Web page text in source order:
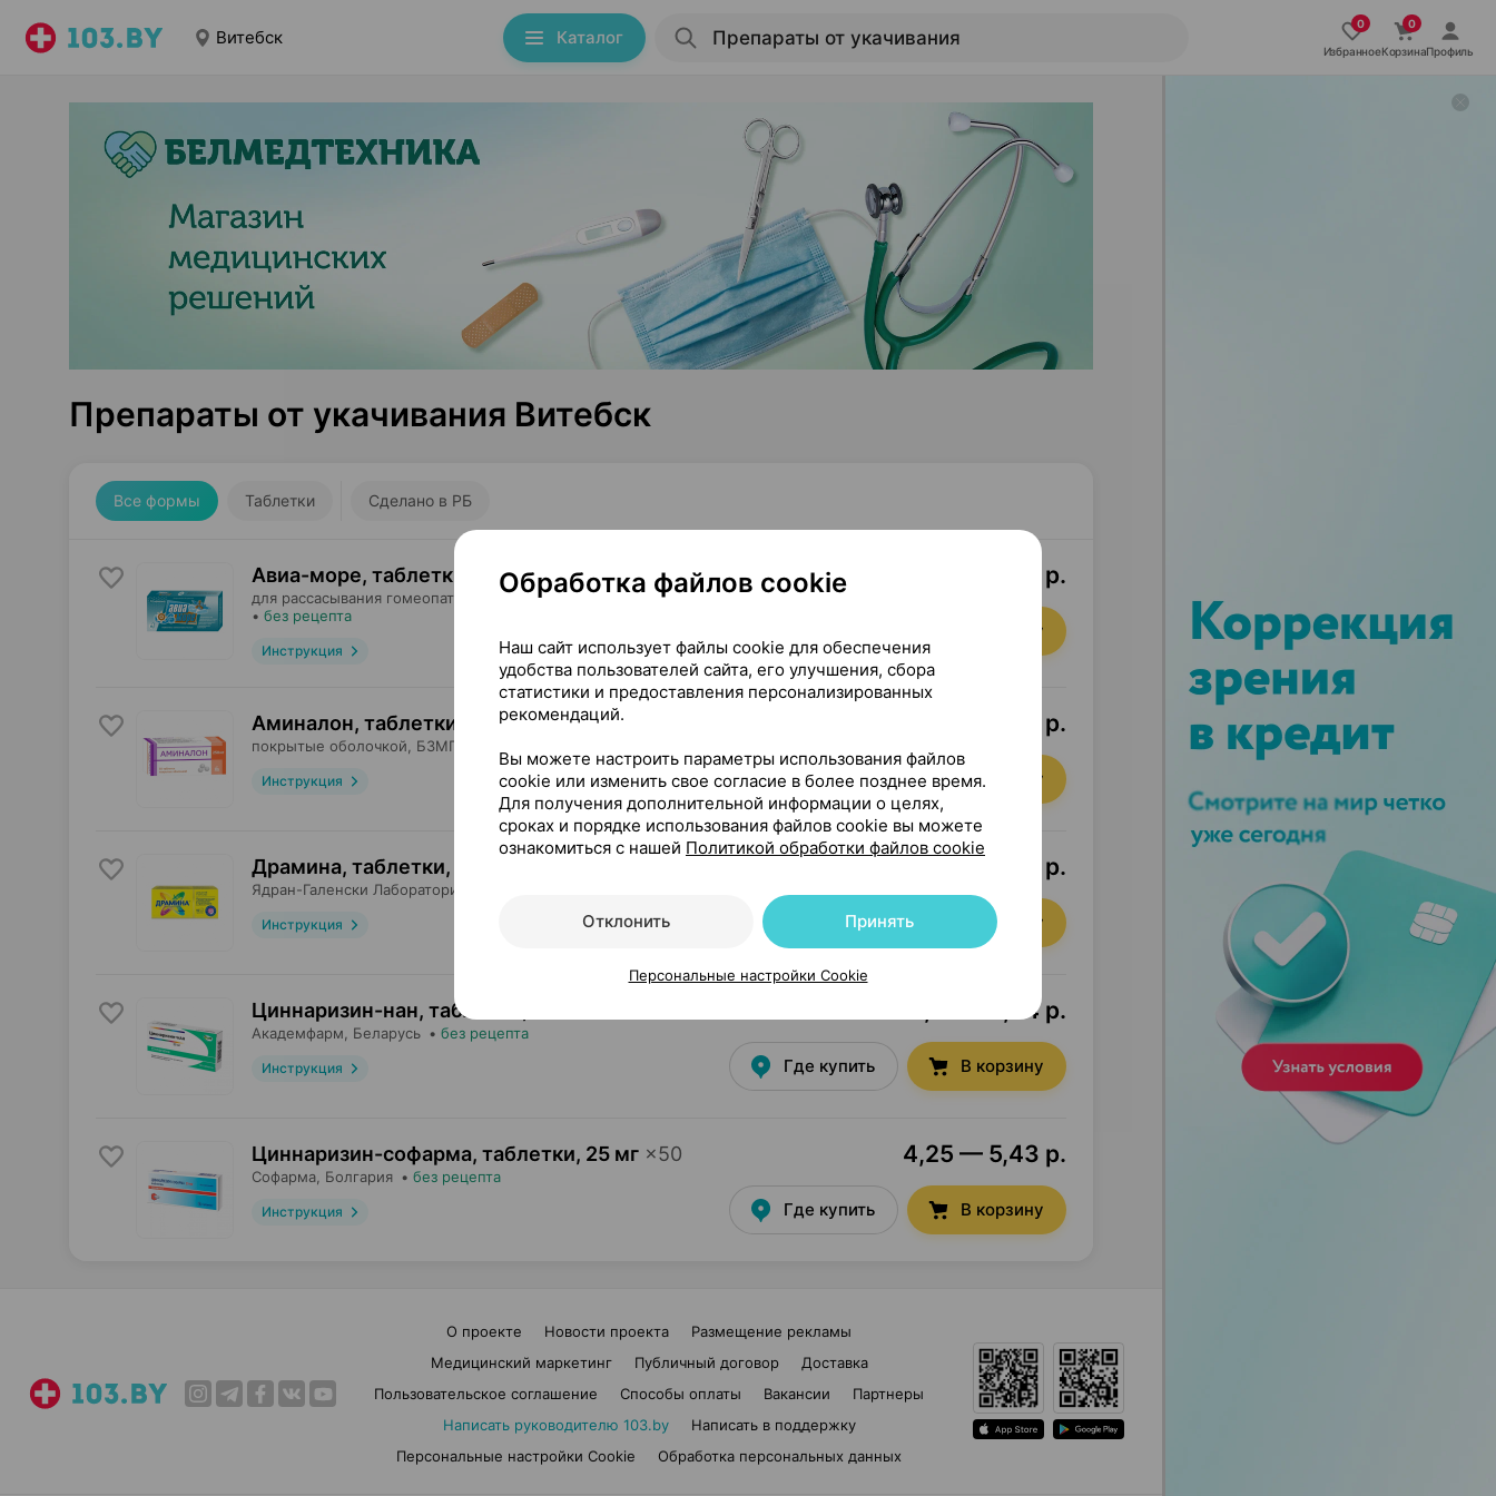
Витебск Каталог
ИзбранноеКорзинаПрофиль
Препараты от укачивания Витебск
Все формы Таблетки Сделано в РБ
Авиа-море, таблетки 20
для рассасывания гомеопатические, Материа Медика, Россия
• без рецепта
Инструкция
4,90 — 6,93 р.
В корзину
Аминалон, таблетки 250 мг×50
покрытые оболочкой, БЗМП
Инструкция
4,90 — 6,15 р.
Где купить В корзину
Драмина, таблетки,
Ядран-Галенски Лабораторий
Инструкция
7,42 — 13,38 р.
Где купить В корзину
Циннаризин-нан, таблетки
Академфарм , Беларусь • без рецепта
Инструкция
4,10 — 5,34 р.
Где купить В корзину
Циннаризин-софарма, таблетки, 25 мг ×50
Софарма , Болгария • без рецепта
Инструкция
4,25 — 5,43 р.
Где купить В корзину
О проекте Новости проекта
Размещение рекламы
Медицинский маркетинг
Публичный договор
Доставка
Пользовательское соглашение
Способы оплаты Вакансии
Партнеры
Написать руководителю 103.by
Написать в поддержку
Персональные настройки Cookie
Обработка персональных данных
Обработка файлов cookie
Наш сайт использует файлы cookie для обеспечения
удобства пользователей сайта, его улучшения, сбора
статистики и предоставления персонализированных
рекомендаций.
Вы можете настроить параметры использования файлов
cookie или изменить свое согласие в более позднее время.
Для получения дополнительной информации о целях,
сроках и порядке использования файлов cookie вы можете
ознакомиться с нашей Политикой обработки файлов cookie
Отклонить Принять
Персональные настройки Cookie